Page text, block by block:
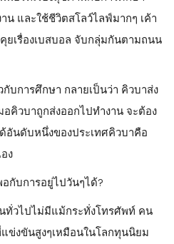
น และใช้ชีวิตสโลว์ไลฟ์มากๆ เค้า
ยเรื่องเบสบอล จับกลุ่มกันตามถนน
บการศึกษา กลายเป็นว่า คิวบาส่ง
คิวบาถูกส่งออกไปทำงาน จะต้อง
อันดับหนึ่งของประเทศคิวบาคือ
ง
กับการอยู่ไปวันๆได้?
ทั่วไปไม่มีแม้กระทั่งโทรศัพท์ คน
ข่งขันสูงๆเหมือนในโลกทุนนิยม